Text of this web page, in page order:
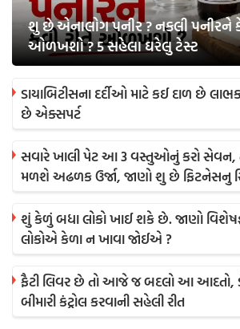
શુ છે એનાલોગ પનીર ? નકલી પનીરને
ઓળખશો ? 5 સહેલા ઘરેલુ ટેસ્ટ
ડાયાબિટીસના દર્દીઓ માટે કઈ દાળ છે
છે એક્સપર્ટ
સવારે ખાલી પેટ આ 3 વસ્તુઓનું કરો સેવન,
મળશે અઢળક ઉર્જા, જાણો શુ છે
શું કેળું બધા લોકો ખાઈ શકે છે. જાણો
લોકોએ કેળા ન ખાવા જોઈએ ?
ફૈટી લિવર છે તો આજે જ બદલો આ આદતો,
બીમારી કંટ્રોલ કરવાની સહેલી રીત